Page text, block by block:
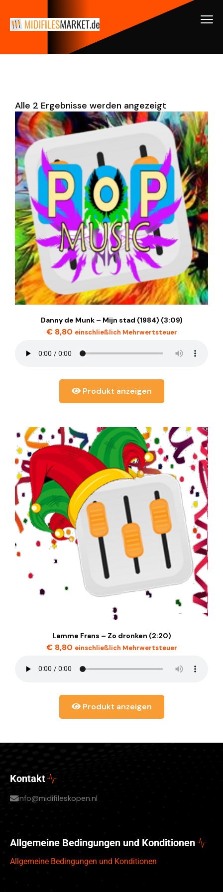
Alle 2 Ergebnisse werden angezeigt
Danny de Munk – Mijn stad (1984) (3:09)
€8,80 einschließlich Mehrwertsteuer
Produkt anzeigen
Lamme Frans – Zo dronken (2:20)
€8,80 einschließlich Mehrwertsteuer
Produkt anzeigen
Kontakt
info@midifileskopen.nl
Allgemeine Bedingungen und Konditionen
Allgemeine Bedingungen und Konditionen